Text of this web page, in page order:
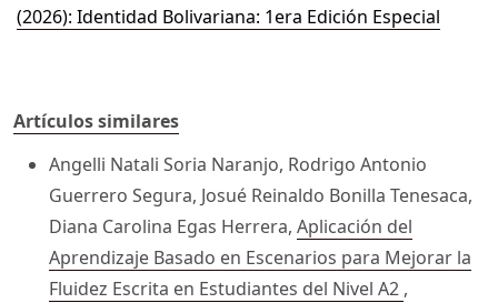
(2026): Identidad Bolivariana: 1era Edición Especial
Artículos similares
Angelli Natali Soria Naranjo, Rodrigo Antonio
Guerrero Segura, Josué Reinaldo Bonilla Tenesaca,
Diana Carolina Egas Herrera, Aplicación del
Aprendizaje Basado en Escenarios para Mejorar la
Fluidez Escrita en Estudiantes del Nivel A2 ,